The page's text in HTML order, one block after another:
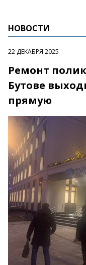
НОВОСТИ
22 ДЕКАБРЯ 2025
Ремонт
Бутове
прямую